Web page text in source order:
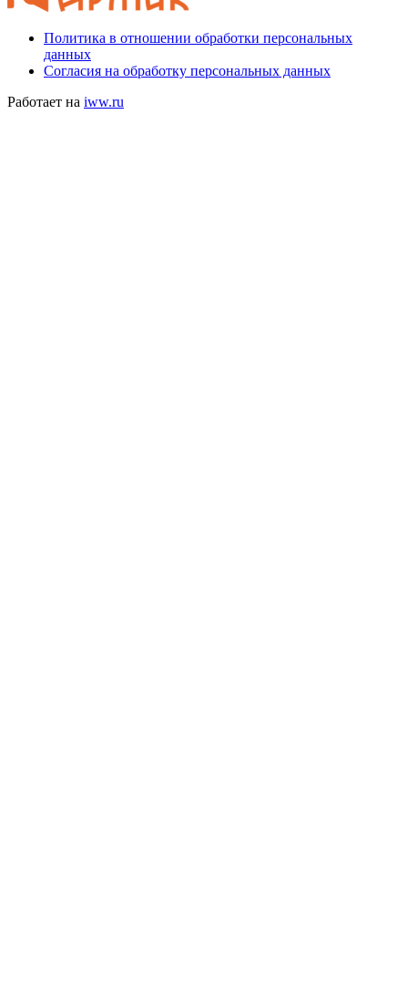
Политика в отношении обработки персональных
данных
Согласия на обработку персональных данных
Работает на iww.ru